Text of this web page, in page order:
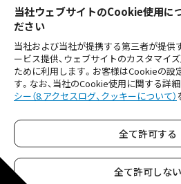
当社ウェブサイトのCookie使用に
ださい
当社および当社が提携する第三者が提供
ービス提供、ウェブサイトのカスタマイ
ために利用します。お客様はCookieの設
す。なお、当社のCookie使用に関する詳
シー（8.アクセスログ、クッキーについて）
全て許可する
全て許可しない
セガサミーグループソーシャル
SNS公式アカウント
ご利用にあたり
セガサミーグループ公
Copyright © SEGA SAMMY